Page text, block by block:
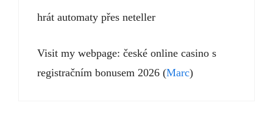
hrát automaty přes neteller
Visit my webpage: české online casino s
registračním bonusem 2026 (Marc)